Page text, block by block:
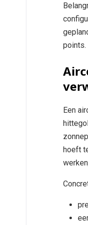
points.
Een
hoeft